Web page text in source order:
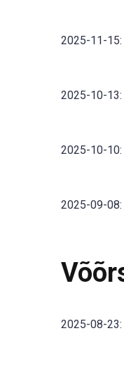
2025-11-15:
2025-10-
2025-10-
2025-09-08:
2025-08-23: